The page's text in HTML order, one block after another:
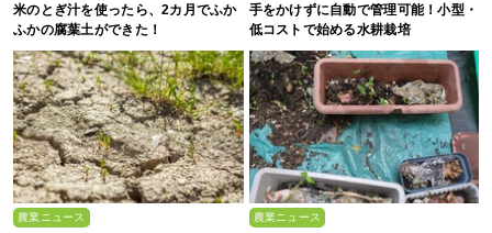
米のとぎ汁を使ったら、2カ月でふか
ふかの腐葉土ができた！
手をかけずに自動で管理可能！小型・
低コストで始める水耕栽培
農業ニュース 農業ニュース